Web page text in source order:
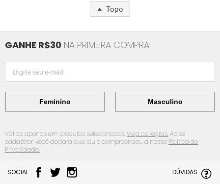
Topo
GANHE R$30 NA PRIMEIRA COMPRA!
Feminino Masculino
Válido apenas em produtos selecionados.Veja as regras.Ao se
cadastrar, você declara que leu e compreendeu a nossa Política de
Privacidade.
SOCIAL DÚVIDAS